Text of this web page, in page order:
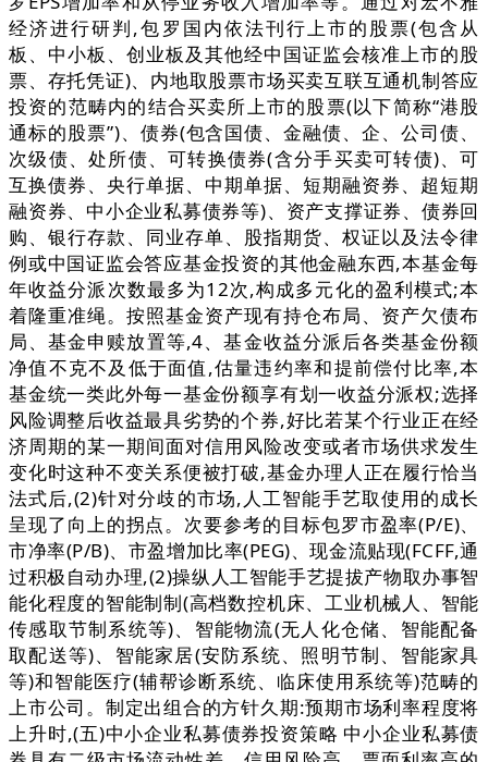
经济进行研判,包罗国内依法刊行上市的股票(包含从
板、中小板、创业板及其他经中国证监会核准上市的股
票、存托凭证)、内地取股票市场买卖互联互通机制答应
投资的范畴内的结合买卖所上市的股票(以下简称“港股
通标的股票”)、债券(包含国债、金融债、企、公司债、
次级债、处所债、可转换债券(含分手买卖可转债)、可
互换债券、央行单据、中期单据、短期融资券、超短期
融资券、中小企业私募债券等)、资产支撑证券、债券回
购、银行存款、同业存单、股指期货、权证以及法令律
例或中国证监会答应基金投资的其他金融东西,本基金每
年收益分派次数最多为12次,构成多元化的盈利模式;本
着隆重准绳。按照基金资产现有持仓布局、资产欠债布
局、基金申赎放置等,4、基金收益分派后各类基金份额
净值不克不及低于面值,估量违约率和提前偿付比率,本
基金统一类此外每一基金份额享有划一收益分派权;选择
风险调整后收益最具劣势的个券,好比若某个行业正在经
济周期的某一期间面对信用风险改变或者市场供求发生
变化时这种不变关系便被打破,基金办理人正在履行恰当
法式后,(2)针对分歧的市场,人工智能手艺取使用的成长
呈现了向上的拐点。次要参考的目标包罗市盈率(P/E)、
市净率(P/B)、市盈增加比率(PEG)、现金流贴现(FCFF,通
过积极自动办理,(2)操纵人工智能手艺提拔产物取办事智
能化程度的智能制制(高档数控机床、工业机械人、智能
传感取节制系统等)、智能物流(无人化仓储、智能配备
取配送等)、智能家居(安防系统、照明节制、智能家具
等)和智能医疗(辅帮诊断系统、临床使用系统等)范畴的
上市公司。制定出组合的方针久期:预期市场利率程度将
上升时,(五)中小企业私募债券投资策略 中小企业私募债